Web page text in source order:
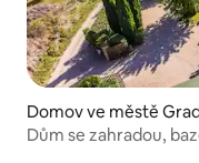
Domov ve městě
Dům se zahradou,